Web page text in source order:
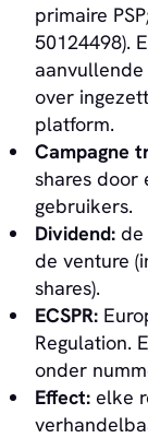
primaire
50124498).
aanvullende
over
platform.
Campagne
shares door
gebruikers.
Dividend: de
de venture
shares).
ECSPR:
Regulation.
onder
Effect: elke